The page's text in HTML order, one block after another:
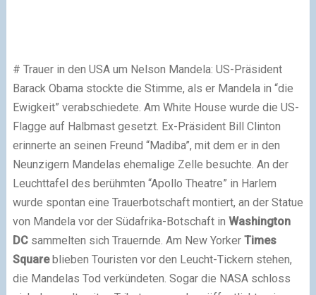
# Trauer in den USA um Nelson Mandela: US-Präsident
Barack Obama stockte die Stimme, als er Mandela in “die
Ewigkeit” verabschiedete. Am White House wurde die US-
Flagge auf Halbmast gesetzt. Ex-Präsident Bill Clinton
erinnerte an seinen Freund “Madiba”, mit dem er in den
Neunzigern Mandelas ehemalige Zelle besuchte. An der
Leuchttafel des berühmten “Apollo Theatre” in Harlem
wurde spontan eine Trauerbotschaft montiert, an der Statue
von Mandela vor der Südafrika-Botschaft in Washington
DCsammelten sich Trauernde. Am New Yorker Times
Squareblieben Touristen vor den Leucht-Tickern stehen,
die Mandelas Tod verkündeten. Sogar die NASA schloss